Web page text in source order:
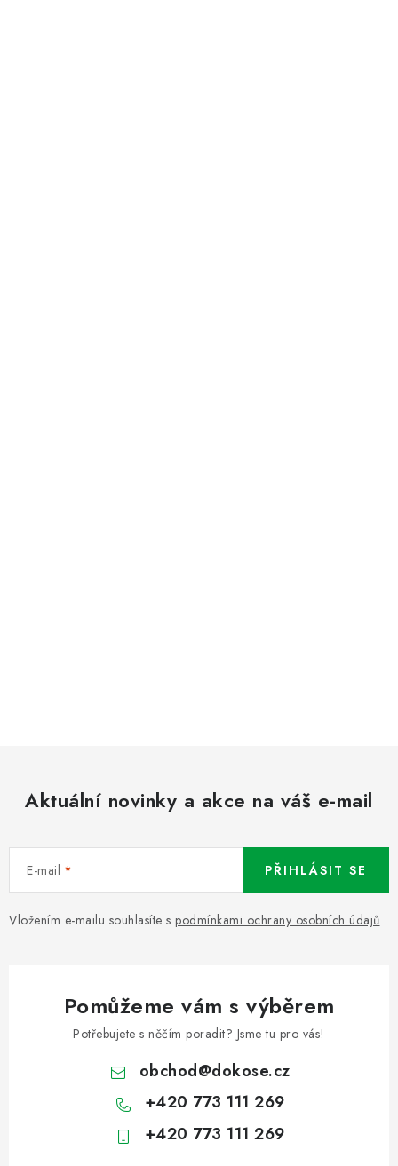
Aktuální novinky a akce na váš e-mail
E-mail
Vložením e-mailu souhlasíte s podmínkami ochrany osobních údajů
PŘIHLÁSIT SE
Pomůžeme vám s výběrem
Potřebujete s něčím poradit? Jsme tu pro vás!
obchod@dokose.cz
+420 773 111 269
+420 773 111 269